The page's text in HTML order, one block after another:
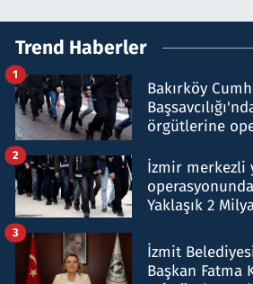
Trend Haberler
Bakırköy
örgütlerine
1
İzmir merkezli
Yaklaşık 2
2
İzmit
Başkan Fatma
3